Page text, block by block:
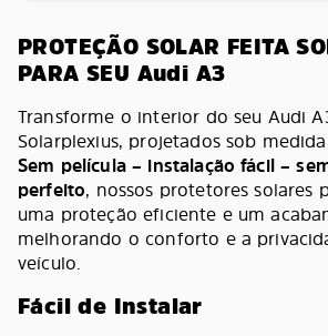
PROTEÇÃO SOLAR FEITA
PARA SEU Audi A3
Transforme o interior do seu Audi
Solarplexius, projetados sob
Sem película – instalação fácil –
perfeito, nossos protetores solares
uma proteção eficiente e um
melhorando o conforto e a
veículo.
Fácil de Instalar